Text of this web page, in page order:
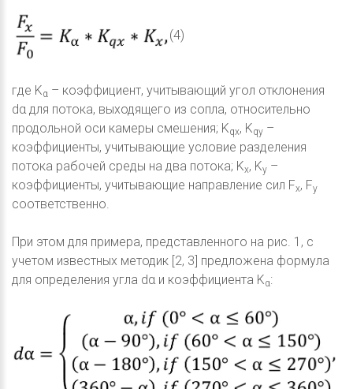
(4)
где Kα – коэффициент, учитывающий угол отклонения
dα для потока, выходящего из сопла, относительно
продольной оси камеры смешения; Kqx, Kqy –
коэффициенты, учитывающие условие разделения
потока рабочей среды на два потока; Kx, Ky –
коэффициенты, учитывающие направление сил Fx, Fy
соответственно.
При этом для примера, представленного на рис. 1, с
учетом известных методик [2, 3] предложена формула
для определения угла dα и коэффициента Kα: